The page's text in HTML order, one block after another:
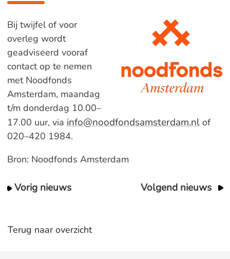
Bij twijfel of voor
overleg wordt
geadviseerd vooraf
contact op te nemen
met Noodfonds
Amsterdam, maandag
t/m donderdag 10.00–
17.00 uur, via info@noodfondsamsterdam.nlof
020–420 1984.
Bron: Noodfonds Amsterdam
Vorig nieuws Volgend nieuws
Terug naar overzicht